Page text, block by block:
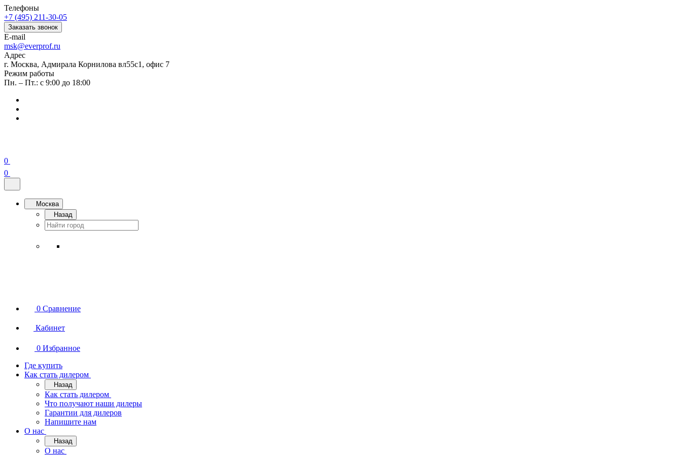
Телефоны
+7 (495) 211-30-05
Заказать звонок
E-mail
msk@everprof.ru
Адрес
г. Москва, Адмирала Корнилова вл55с1, офис 7
Режим работы
Пн. – Пт.: с 9:00 до 18:00
0
0
Москва
Назад
0 Сравнение
Кабинет
0 Избранное
Где купить
Как стать дилером
Назад
Как стать дилером
Что получают наши дилеры
Гарантии для дилеров
Напишите нам
О нас
Назад
О нас